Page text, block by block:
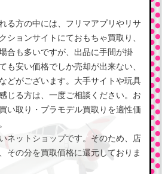
る方の中には、フリマアプリやリサ
ションサイトにておもちゃ買取り、
合も多いですが、出品に手間が掛
も安い価格でしか売却が出来ない、
どがございます。大手サイトや玩具
じる方は、一度ご相談ください。お
い取り・プラモデル買取りを適性価
ネットショップです。そのため、店
その分を買取価格に還元しておりま